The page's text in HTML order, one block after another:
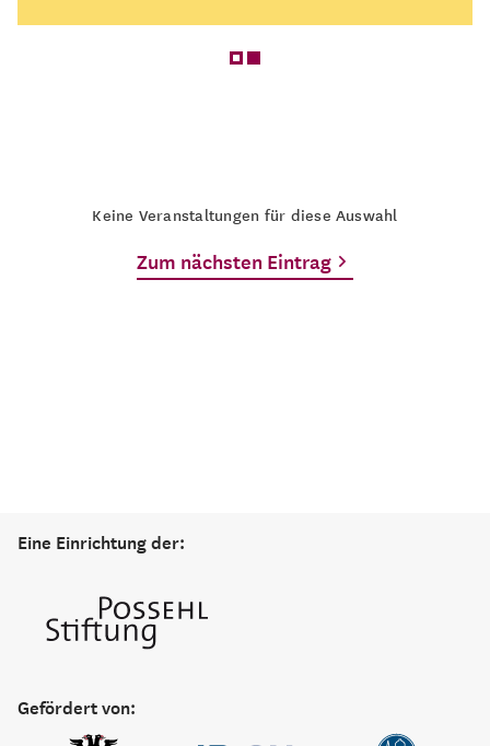
Keine Veranstaltungen für diese Auswahl
Zum nächsten Eintrag
Eine Einrichtung der:
Gefördert von: